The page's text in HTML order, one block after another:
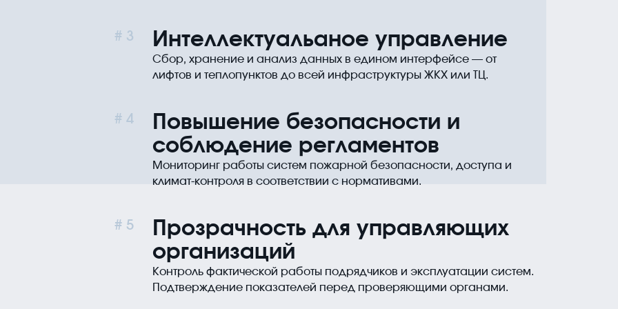
3 Интеллектуальаное управление
Сбор, хранение и анализ данных в едином интерфейсе — от
лифтов и теплопунктов до всей инфраструктуры ЖКХ или ТЦ.
4
Повышение безопасности и
соблюдение регламентов
Мониторинг работы систем пожарной безопасности, доступа и
климат-контроля в соответствии с нормативами.
5
Прозрачность для управляющих
организаций
Контроль фактической работы подрядчиков и эксплуатации систем.
Подтверждение показателей перед проверяющими органами.